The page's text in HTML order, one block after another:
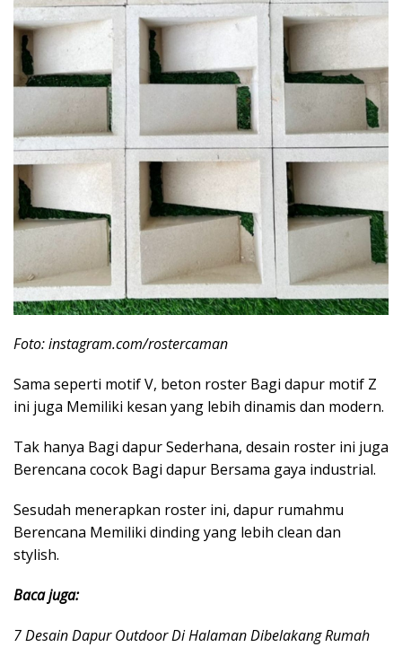
Foto: instagram.com/rostercaman
Sama seperti motif V, beton roster Bagi dapur motif Z
ini juga Memiliki kesan yang lebih dinamis dan modern.
Tak hanya Bagi dapur Sederhana, desain roster ini juga
Berencana cocok Bagi dapur Bersama gaya industrial.
Sesudah menerapkan roster ini, dapur rumahmu
Berencana Memiliki dinding yang lebih clean dan
stylish.
Baca juga:
7 Desain Dapur Outdoor Di Halaman Dibelakang Rumah